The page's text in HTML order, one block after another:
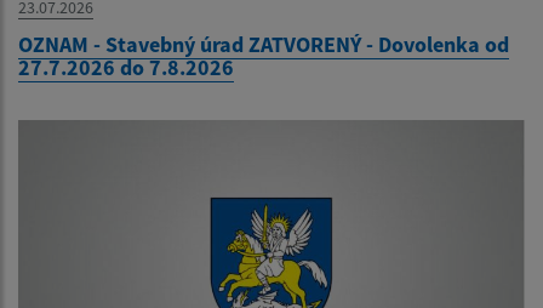
23.07.2026
OZNAM - Stavebný úrad ZATVORENÝ - Dovolenka od
27.7.2026 do 7.8.2026